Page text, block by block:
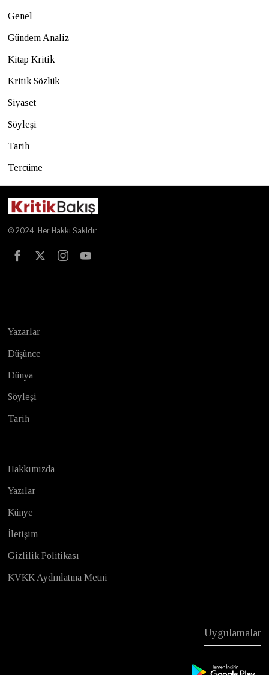
Genel
Gündem Analiz
Kitap Kritik
Kritik Sözlük
Siyaset
Söyleşi
Tarih
Tercüme
© 2024. Her Hakkı Sakldır
Yazarlar
Düşünce
Dünya
Söyleşi
Tarih
Hakkımızda
Yazılar
Künye
İletişim
Gizlilik Politikası
KVKK Aydınlatma Metni
Uygulamalar